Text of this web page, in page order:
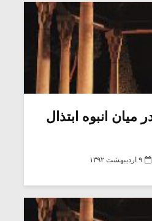
انبوه ابتذال
۹ اردیبهشت ۱۳۹۲